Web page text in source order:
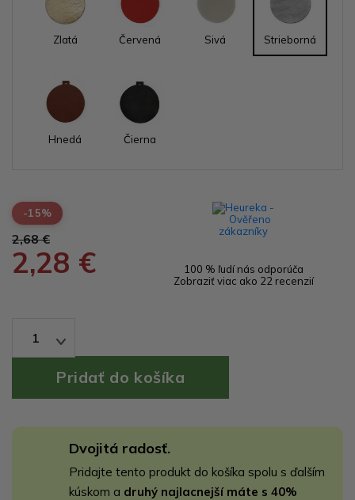
Zlatá Červená Sivá Strieborná
Hnedá Čierna
-15%
2,68 €
2,28 €
100 % ľudí nás odporúča
Zobraziť viac ako 22 recenzií
1
Dvojitá radosť.
Pridajte tento produkt do košíka spolu s ďalším
kúskom a druhý najlacnejší máte s 40%